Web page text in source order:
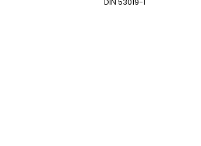
DIN 53019-1